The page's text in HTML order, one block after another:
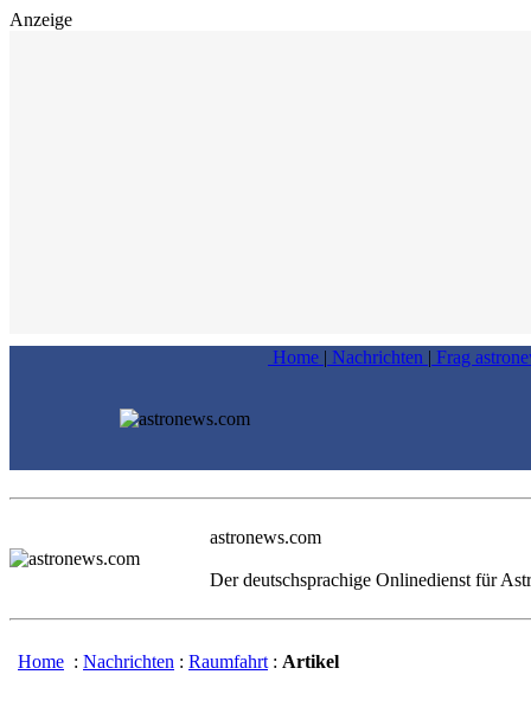
Anzeige
Home | Nachrichten | Frag
astronews.com
Der deutschsprachige Onlinedienst für
Home : Nachrichten : Raumfahrt : Artikel